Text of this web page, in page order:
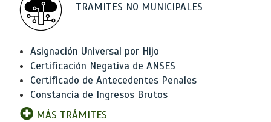
TRAMITES NO MUNICIPALES
Asignación Universal por Hijo
Certificación Negativa de ANSES
Certificado de Antecedentes Penales
Constancia de Ingresos Brutos
MÁS TRÁMITES